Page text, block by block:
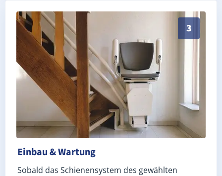
3
Schneller, sauberer Einbau durch zertifizierte
Einbau & Wartung
Sobald das Schienensystem des gewählten